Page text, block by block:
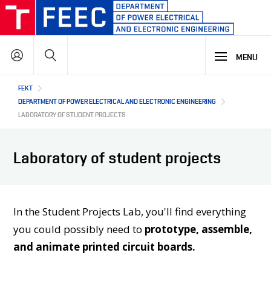
Skip
main
content
Hlavní
navigace
STUDY
STUDY PROGRAMMES OFFER
R&D RESULTS
PROJECTS
COOPERATION WITH US
OUR PARTNERS
ABOUT US
ABOUT DEPARTMENT
MENU
FEKT
DEPARTMENT OF POWER ELECTRICAL AND ELECTRONIC ENGINEERING
LABORATORY OF STUDENT PROJECTS
Laboratory of student projects
In the Student Projects Lab, you'll find everything
you could possibly need to prototype, assemble,
and animate printed circuit boards.